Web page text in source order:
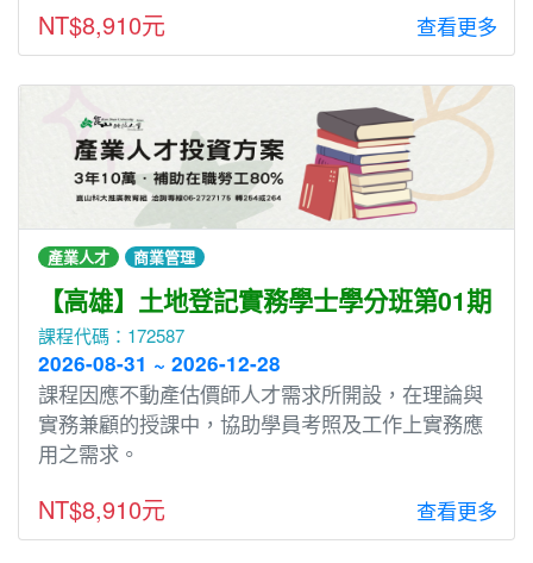
NT$8,910元 查看更多
產業人才 商業管理
【高雄】土地登記實務學士學分班第01期
課程代碼：172587
2026-08-31 ~ 2026-12-28
課程因應不動產估價師人才需求所開設，在理論與
實務兼顧的授課中，協助學員考照及工作上實務應
用之需求。
NT$8,910元 查看更多